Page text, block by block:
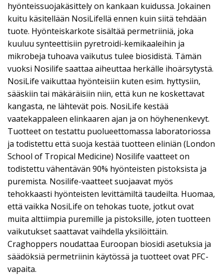
hyönteissuojakäsittely on kankaan kuidussa. Jokainen
kuitu käsitellään NosiLifellä ennen kuin siitä tehdään
tuote. Hyönteiskarkote sisältää permetriiniä, joka
kuuluu synteettisiin pyretroidi-kemikaaleihin ja
mikrobeja tuhoava vaikutus tulee biosidistä. Tämän
vuoksi Nosilife saattaa aiheuttaa herkälle ihoärsytystä.
NosiLife vaikuttaa hyönteisiin kuten esim. hyttysiin,
sääskiin tai mäkäräisiin niin, että kun ne koskettavat
kangasta, ne lähtevät pois. NosiLife kestää
vaatekappaleen elinkaaren ajan ja on höyhenenkevyt.
Tuotteet on testattu puolueettomassa laboratoriossa
ja todistettu että suoja kestää tuotteen eliniän (London
School of Tropical Medicine) Nosilife vaatteet on
todistettu vähentävän 90% hyönteisten pistoksista ja
puremista. Nosilife-vaatteet suojaavat myös
tehokkaasti hyönteisten levittämiltä taudeilta. Huomaa,
että vaikka NosiLife on tehokas tuote, jotkut ovat
muita alttiimpia puremille ja pistoksille, joten tuotteen
vaikutukset saattavat vaihdella yksilöittäin.
Craghoppers noudattaa Euroopan biosidi asetuksia ja
säädöksiä permetriinin käytössä ja tuotteet ovat PFC-
vapaita.